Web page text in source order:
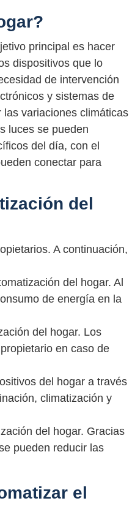
principal es hacer
dispositivos que lo
de intervención
y sistemas de
variaciones climáticas
luces se pueden
del día, con el
conectar para
del
A continuación,
del hogar. Al
de energía en la
del hogar. Los
en caso de
del hogar a través
climatización y
del hogar. Gracias
pueden reducir las
el